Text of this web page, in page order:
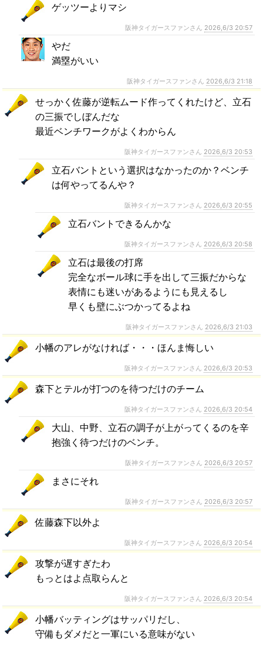
ゲッツーよりマシ
阪神タイガースファンさん 2026,6/3 20:57
やだ
満塁がいい
阪神タイガースファンさん 2026,6/3 21:18
せっかく佐藤が逆転ムード作ってくれたけど、立石
の三振でしぼんだな
最近ベンチワークがよくわからん
阪神タイガースファンさん 2026,6/3 20:53
立石バントという選択はなかったのか？ベンチ
は何やってるんや？
阪神タイガースファンさん 2026,6/3 20:55
立石バントできるんかな
阪神タイガースファンさん 2026,6/3 20:58
立石は最後の打席
完全なボール球に手を出して三振だからな
表情にも迷いがあるようにも見えるし
早くも壁にぶつかってるよね
阪神タイガースファンさん 2026,6/3 21:03
小幡のアレがなければ・・・ほんま悔しい
阪神タイガースファンさん 2026,6/3 20:53
森下とテルが打つのを待つだけのチーム
阪神タイガースファンさん 2026,6/3 20:54
大山、中野、立石の調子が上がってくるのを辛
抱強く待つだけのベンチ。
阪神タイガースファンさん 2026,6/3 20:57
まさにそれ
阪神タイガースファンさん 2026,6/3 20:57
佐藤森下以外よ
阪神タイガースファンさん 2026,6/3 20:54
攻撃が遅すぎたわ
もっとはよ点取らんと
阪神タイガースファンさん 2026,6/3 20:54
小幡バッティングはサッパリだし、
守備もダメだと一軍にいる意味がない